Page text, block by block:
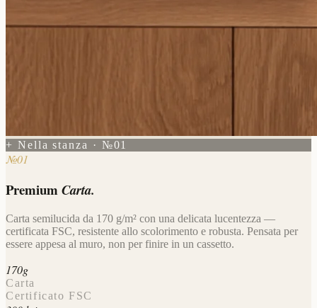
+ Nella stanza · №01
№01
Premium Carta.
Carta semilucida da 170 g/m² con una delicata lucentezza —
certificata FSC, resistente allo scolorimento e robusta. Pensata per
essere appesa al muro, non per finire in un cassetto.
170g
Carta
Certificato FSC